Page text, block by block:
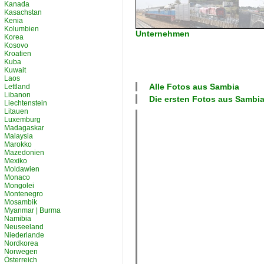
Unternehmen
Alle Fotos aus Sambia
Die ersten Fotos aus Sambia
Kanada
Kasachstan
Kenia
Kolumbien
Korea
Kosovo
Kroatien
Kuba
Kuwait
Laos
Lettland
Libanon
Liechtenstein
Litauen
Luxemburg
Madagaskar
Malaysia
Marokko
Mazedonien
Mexiko
Moldawien
Monaco
Mongolei
Montenegro
Mosambik
Myanmar | Burma
Namibia
Neuseeland
Niederlande
Nordkorea
Norwegen
Österreich